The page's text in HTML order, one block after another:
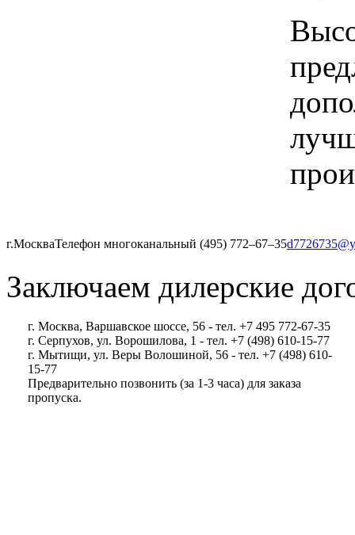
г.МоскваТелефон многоканальный (495) 772‒67‒35
Заключаем дилерские
г. Москва, Варшавское шоссе, 56 - тел. +7 495 772-67-35
г. Серпухов, ул. Ворошилова, 1 - тел. +7 (498) 610-15-77
г. Мытищи, ул. Веры Волошиной, 56 - тел. +7 (498) 610-
15-77
Предварительно позвонить (за 1-3 часа) для заказа
пропуска.